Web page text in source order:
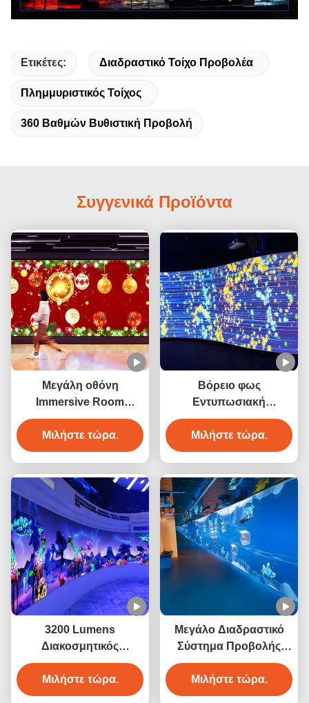
Ετικέτες: Διαδραστικό Τοίχο Προβολέα
Πλημμυριστικός Τοίχος
360 Βαθμών Βυθιστική Προβολή
Συγγενικά Προϊόντα
Μεγάλη οθόνη
Immersive Room
Projector 3D Wall
Interactive Για Μουσείο
Μιλήστε τώρα.
Βόρειο φως
Εντυπωσιακή
διακόσμηση τοίχων
Ενεργοποιήστε τοίχο
προβολέα
Μιλήστε τώρα.
3200 Lumens
Διακοσμητικός
Διαδραστικός
Προβολέας Τείχους για
Πολιτιστικό Τουρισμό
Μιλήστε τώρα.
Μεγάλο Διαδραστικό
Σύστημα Προβολής
Τείχους 3D για
Ξενοδοχεία
Μιλήστε τώρα.